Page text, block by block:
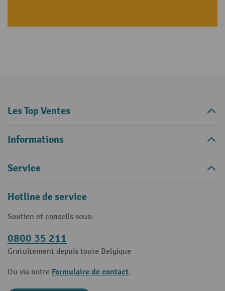
Les Top Ventes
Informations
Service
Hotline de service
Soutien et conseils sous:
0800 35 211
Gratuitement depuis toute Belgique
Ou via notre Formulaire de contact.